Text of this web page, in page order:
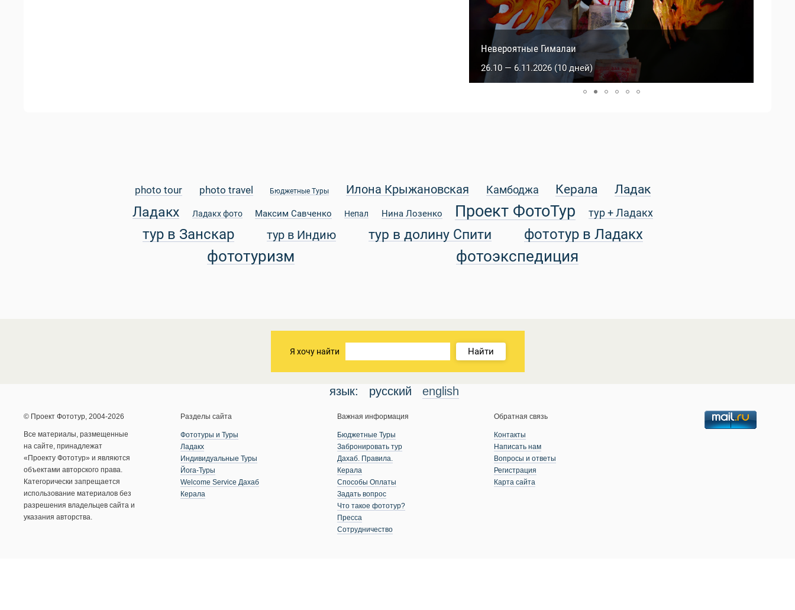
Сакральный Тибет
5.10 — 14.10.2026 (9 дней)
Невероятные Гималаи
26.10 — 6.11.2026 (10 дней)
photo tour photo travel Бюджетные Туры Илона Крыжановская Камбоджа Керала Ладак
Ладакх Ладакх фото Максим Савченко Непал Нина Лозенко Проект ФотоТур тур + Ладакх
тур в Занскар тур в Индию тур в долину Спити фототур в Ладакх
фототуризм фотоэкспедиция
Я хочу найти Найти
язык: русский english
© Проект Фототур, 2004-2026
Все материалы, размещенные
на сайте, принадлежат
«Проекту Фототур» и являются
объектами авторского права.
Категорически запрещается
использование материалов без
разрешения владельцев сайта и
указания авторства.
Разделы сайта
Фототуры и Туры
Ладакх
Индивидуальные Туры
Йога-Туры
Welcome Service Дахаб
Керала
Важная информация
Бюджетные Туры
Забронировать тур
Дахаб. Правила.
Керала
Способы Оплаты
Задать вопрос
Что такое фототур?
Пресса
Сотрудничество
Обратная связь
Контакты
Написать нам
Вопросы и ответы
Регистрация
Карта сайта